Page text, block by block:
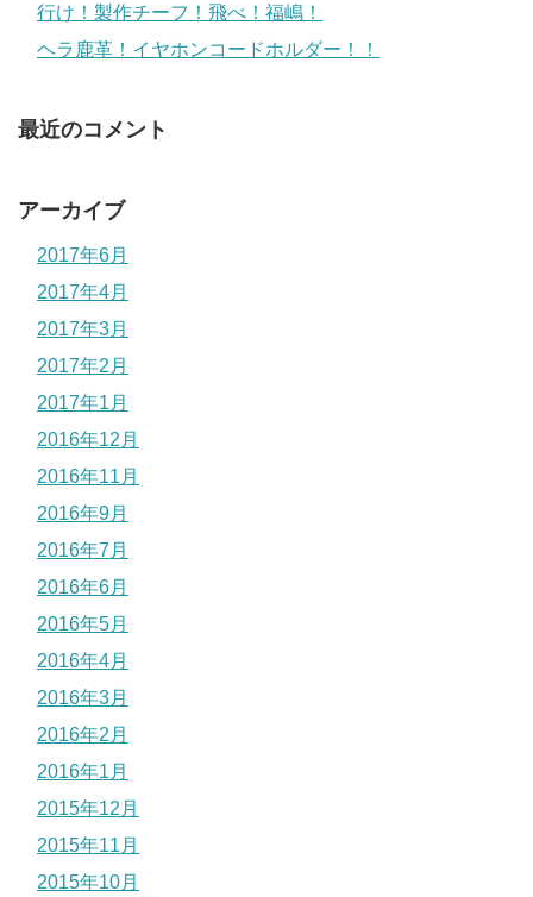
行け！製作チーフ！飛べ！福嶋！
ヘラ鹿革！イヤホンコードホルダー！！
最近のコメント
アーカイブ
2017年6月
2017年4月
2017年3月
2017年2月
2017年1月
2016年12月
2016年11月
2016年9月
2016年7月
2016年6月
2016年5月
2016年4月
2016年3月
2016年2月
2016年1月
2015年12月
2015年11月
2015年10月